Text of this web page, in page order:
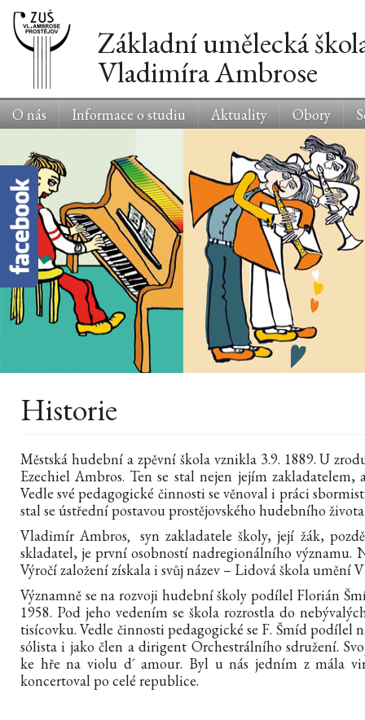
Základní umělecká
Vladimíra Ambrose
O nás Informace o studiu Aktuality Obory
Historie
Městská hudební a zpěvní škola vznikla 3.9. 1889. U
Ezechiel Ambros. Ten se stal nejen jejím
Vedle své pedagogické činnosti se věnoval i práci
stal se ústřední postavou prostějovského hudebního
Vladimír Ambros,syn zakladatele školy, její žák,
skladatel, je první osobností nadregionálního významu.
Výročí založení získala i svůj název – Lidová škola umění
Významně se na rozvoji hudební školy podílel Florián
1958. Pod jeho vedením se škola rozrostla do
tisícovku. Vedle činnosti pedagogické se F. Šmíd podílel
sólista i jako člen a dirigent Orchestrálního sdružení.
ke hře na violu d´ amour. Byl u nás jedním z mála
koncertoval po celé republice.